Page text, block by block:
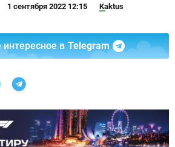
1 сентября 2022 12:15 Kaktus
в Telegram